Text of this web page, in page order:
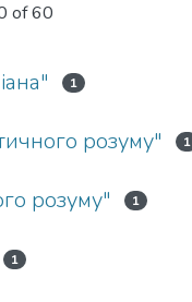
of 60
1
розуму" 1
розуму" 1
1